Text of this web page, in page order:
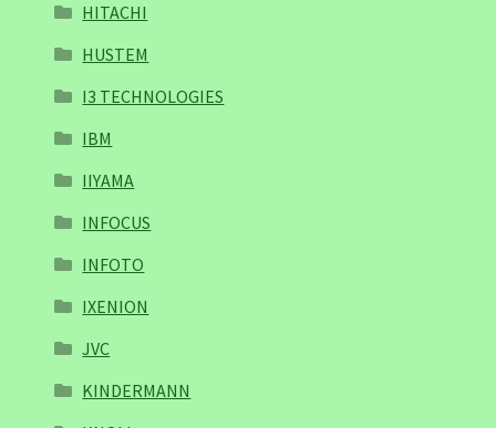
HITACHI
HUSTEM
I3 TECHNOLOGIES
IBM
IIYAMA
INFOCUS
INFOTO
IXENION
JVC
KINDERMANN